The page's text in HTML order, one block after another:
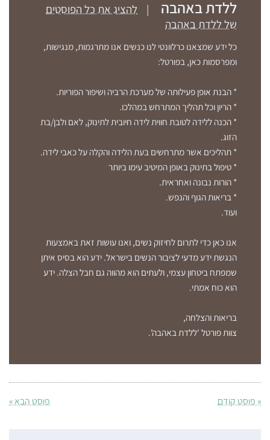
ללדת באהבה |
להציג את כל הפוסטים
של ללדת באהבה
כל ידע שמצאנו כרלוונטי לנו כנשים אנו מתרגמות, מנגישות,
ומפרסמות כאן, בפורטל:
* הבנת אופן פעילותה של מערכת הרביה ושיפור הפוריות.
* הריון וכל תהליך המתרחש במהלכו.
* הכנה ללידה לטובת חווית לידה חיובית לתינוק, לאם ולבן/בת
הזוג.
* תהליכים אשר מתרחשים בעת הלידה והקלה על כאבי לידה.
* טיפול בתינוק באופן המיטיב עימו ביותר
* הורות נבונה ואחראית.
* בריאות הגוף והנפש.
ועוד.
אנו כאן כדי לתרום לחיזוק נשים, ואנו עושות זאת באמצעות
הנגשת ידע מדעי לציבור הנשים בישראל. ידע הוא בסיס איתן
שמפתח ביטחון עצמי, ולעתים הוא מהווה גם חבל הצלה. ידע
הוא כוח אמתי.
בריאות והצלחה,
צוות פורטל 'ללדת באהבה'.
« פוסט קודם פוסט הבא »